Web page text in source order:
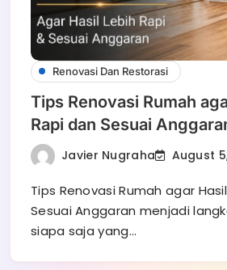
Renovasi Dan Restorasi
Tips Renovasi Rumah
Rapi dan Sesuai
Javier Nugraha August
Tips Renovasi Rumah agar
Sesuai Anggaran menjadi
siapa saja yang…